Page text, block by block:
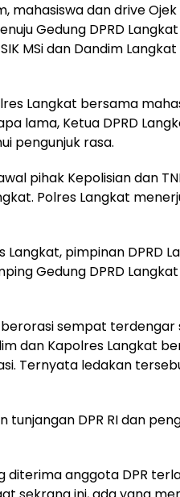
mahasiswa dan drive
Gedung DPRD
MSi dan Dandim
Langkat bersama
lama, Ketua DPRD
pengunjuk rasa.
pihak Kepolisian dan
Polres Langkat
pimpinan DPRD
Gedung DPRD
sempat terdengar
dan Kapolres Langkat
Ternyata ledakan
DPR RI dan
diterima anggota DPR